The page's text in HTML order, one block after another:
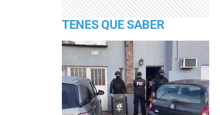
TENES QUE SABER